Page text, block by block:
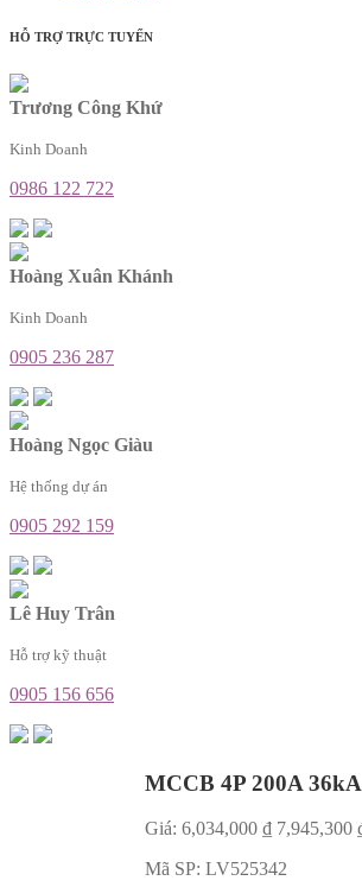
HỖ TRỢ TRỰC TUYẾN
Trương Công Khứ
Kinh Doanh
0986 122 722
Hoàng Xuân Khánh
Kinh Doanh
0905 236 287
Hoàng Ngọc Giàu
Hệ thống dự án
0905 292 159
Lê Huy Trân
Hỗ trợ kỹ thuật
0905 156 656
MCCB 4P 200A 36kA
Giá: 6,034,000 ₫ 7,945,300
Mã SP: LV525342